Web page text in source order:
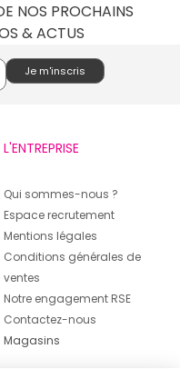
NOS PROCHAINS
& ACTUS
L'ENTREPRISE
Qui sommes-nous ?
Espace recrutement
Mentions légales
Conditions générales de
ventes
Notre engagement RSE
Contactez-nous
Magasins